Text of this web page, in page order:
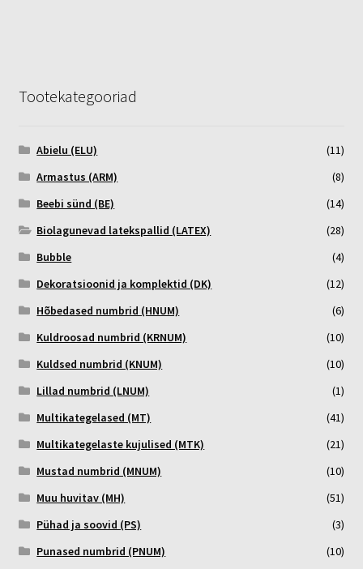
Tootekategooriad
Abielu (ELU)
(11)
Armastus (ARM)
(8)
Beebi sünd (BE)
(14)
Biolagunevad latekspallid (LATEX)
(28)
Bubble
(4)
Dekoratsioonid ja komplektid (DK)
(12)
Hõbedased numbrid (HNUM)
(6)
Kuldroosad numbrid (KRNUM)
(10)
Kuldsed numbrid (KNUM)
(10)
Lillad numbrid (LNUM)
(1)
Multikategelased (MT)
(41)
Multikategelaste kujulised (MTK)
(21)
Mustad numbrid (MNUM)
(10)
Muu huvitav (MH)
(51)
Pühad ja soovid (PS)
(3)
Punased numbrid (PNUM)
(10)